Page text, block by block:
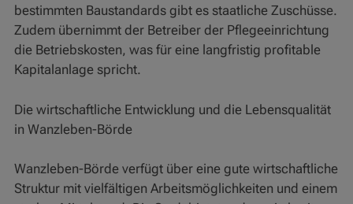
bestimmten Baustandards gibt es staatliche Zuschüsse.
Zudem übernimmt der Betreiber der Pflegeeinrichtung
die Betriebskosten, was für eine langfristig profitable
Kapitalanlage spricht.
Die wirtschaftliche Entwicklung und die Lebensqualität
in Wanzleben-Börde
Wanzleben-Börde verfügt über eine gute wirtschaftliche
Struktur mit vielfältigen Arbeitsmöglichkeiten und einem